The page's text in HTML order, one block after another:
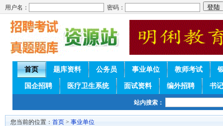
用户名： 密码：
首页 题库资料 公务员 事业单位 教师考试
国企招聘 医疗卫生系统 面试资料 编外招聘 书
站内搜索：
您当前的位置： 首页 > 事业单位